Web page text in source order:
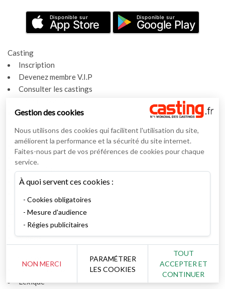
Disponible sur
App Store
Disponible sur
Google Play
Casting
Inscription
Devenez membre V.I.P
Consulter les castings
Devenez recruteur
Artiste
Rechercher un artiste
Les derniers books
Ils ont réussi
Coaching
Actualités
Actualités
Vidéos
Nos interviews
Lexique
Gestion des cookies
Nous utilisons des cookies qui facilitent l'utilisation du site,
améliorent la performance et la sécurité du site internet.
Faites-nous part de vos préférences de cookies pour chaque
service.
À quoi servent ces cookies :
Cookies obligatoires
Mesure d'audience
Régies publicitaires
NON MERCI
PARAMÉTRER
LES COOKIES
TOUT
ACCEPTER ET
CONTINUER